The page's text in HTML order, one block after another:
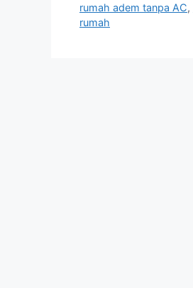
t
e
a
g
rumah adem tanpa AC,
rumah